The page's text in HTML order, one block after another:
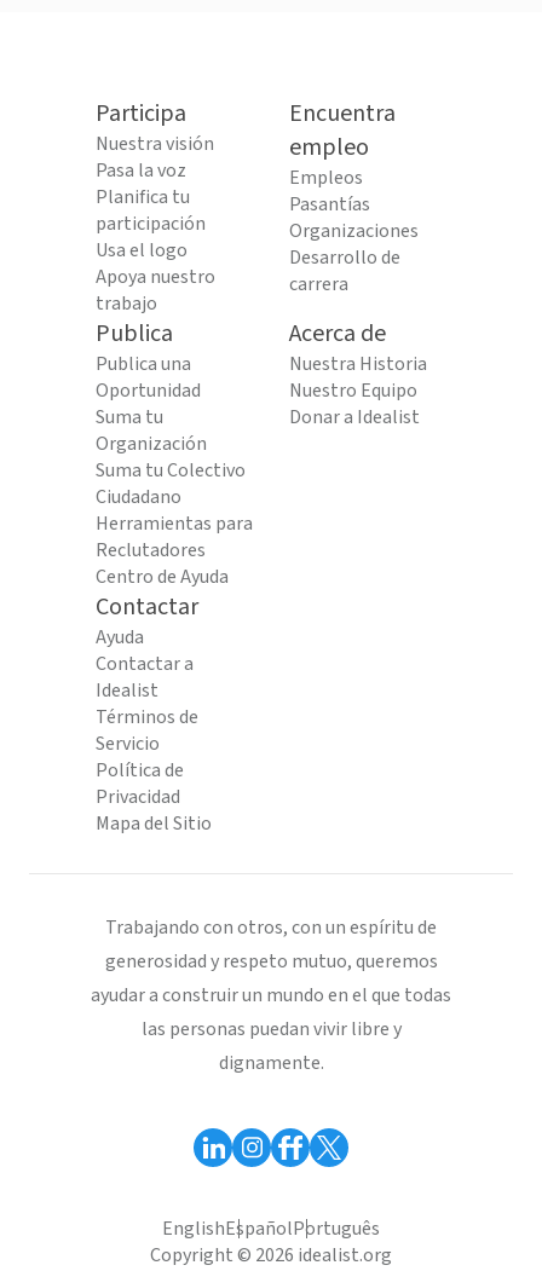
Participa
Nuestra visión
Pasa la voz
Planifica tu
participación
Usa el logo
Apoya nuestro
trabajo
Encuentra
empleo
Empleos
Pasantías
Organizaciones
Desarrollo de
carrera
Publica
Publica una
Oportunidad
Suma tu
Organización
Suma tu Colectivo
Ciudadano
Herramientas para
Reclutadores
Centro de Ayuda
Acerca de
Nuestra Historia
Nuestro Equipo
Donar a Idealist
Contactar
Ayuda
Contactar a
Idealist
Términos de
Servicio
Política de
Privacidad
Mapa del Sitio
Trabajando con otros, con un espíritu de
generosidad y respeto mutuo, queremos
ayudar a construir un mundo en el que todas
las personas puedan vivir libre y
dignamente.
EnglishEspañolPortuguês
Copyright © 2026 idealist.org